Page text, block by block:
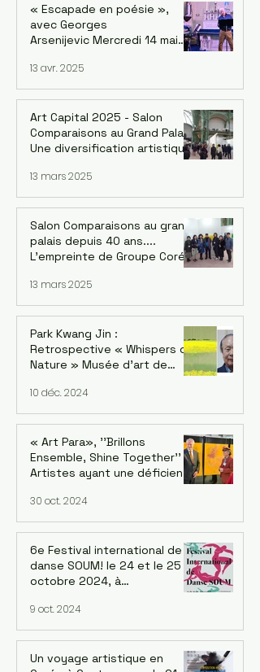
« Escapade en poésie »,
avec Georges
Arsenijevic Mercredi 14 mai
Georges Arsenijevic
Intermèdes musicaux / chant
et guitare : Bané
13 avr. 2025
Art Capital 2025 - Salon
Comparaisons au Grand Palais.
Une diversification artistique
inédite de Corée : 4 groupes
13 mars 2025
Salon Comparaisons au grand
palais depuis 40 ans....
L'empreinte de Groupe Corée
: Kwang-jin Park et la version
coréenne Du 18 au 22 février
2025
13 mars 2025
Park Kwang Jin :
Retrospective « Whispers of
Nature » Musée d'art de
Seosomun, 12/12/2024 -
09/02/2025
10 déc. 2024
« Art Para», ''Brillons
Ensemble, Shine Together''
Artistes ayant une déficience
continents. Exposition au
siège de l'OCDE à Paris
30 oct. 2024
6e Festival international de
danse SOUM! le 24 et le 25
octobre 2024, à
20h au Regard du Cygne, 210
Rue de Belleville 75020 Paris
9 oct. 2024
Un voyage artistique en